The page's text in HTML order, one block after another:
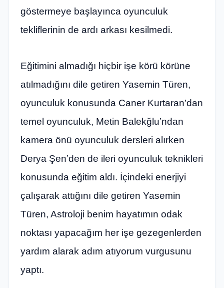
göstermeye başlayınca oyunculuk
tekliflerinin de ardı arkası kesilmedi.
Eğitimini almadığı hiçbir işe körü körüne
atılmadığını dile getiren Yasemin Türen,
oyunculuk konusunda Caner Kurtaran’dan
temel oyunculuk, Metin Balekğlu’ndan
kamera önü oyunculuk dersleri alırken
Derya Şen’den de ileri oyunculuk teknikleri
konusunda eğitim aldı. İçindeki enerjiyi
çalışarak attığını dile getiren Yasemin
Türen, Astroloji benim hayatımın odak
noktası yapacağım her işe gezegenlerden
yardım alarak adım atıyorum vurgusunu
yaptı.